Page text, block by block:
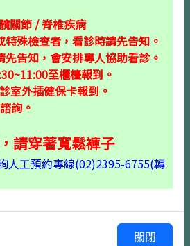
上一頁
關節 / 脊椎疾病
殊檢查者，看診時請先告知。
告知，會安排專人協助看診。
至櫃檯報到。
室外插健保卡報到。
詢。
請穿著寬鬆褲子
人工預約專線(02)2395-6755(轉
關閉